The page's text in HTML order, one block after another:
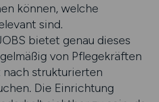
können, welche
sind.
bietet genau dieses
von Pflegekräften
strukturierten
Die Einrichtung